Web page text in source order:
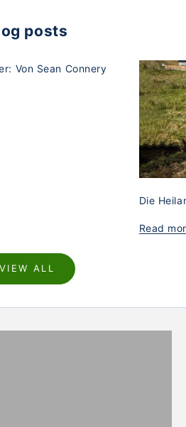
posts
Von Sean Connery
Die
Read
VIEW ALL